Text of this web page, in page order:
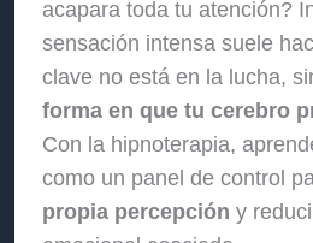
acapara toda tu atención?
sensación intensa suele
clave no está en la lucha,
forma en que tu cerebro
Con la hipnoterapia,
como un panel de control
propia percepción y